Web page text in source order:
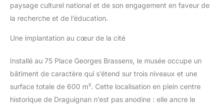
paysage culturel national et de son engagement en faveur de
la recherche et de l’éducation.
Une implantation au cœur de la cité
Installé au 75 Place Georges Brassens, le musée occupe un
bâtiment de caractère qui s’étend sur trois niveaux et une
surface totale de 600 m². Cette localisation en plein centre
historique de Draguignan n’est pas anodine : elle ancre le